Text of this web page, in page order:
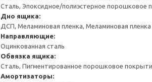
Сталь, Эпоксидное/полиэстерное порошковое
Дно ящика:
ДСП, Меламиновая пленка, Меламиновая пленка
Направляющие:
Оцинкованная сталь
Обвязка ящика:
Сталь, Пигментированное порошковое
Амортизаторы: